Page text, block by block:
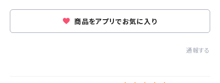
商品をアプリでお気に入り
通報する